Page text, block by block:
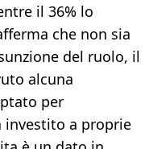
il 36% lo
che non sia
del ruolo, il
alcuna
per
investito a proprie